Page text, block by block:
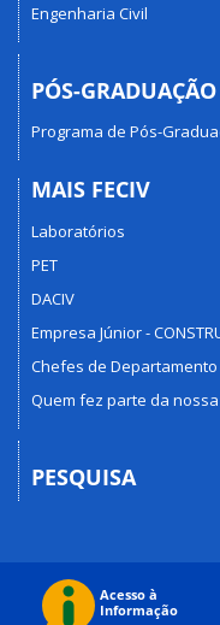
Engenharia Civil
PÓS-GRADUAÇÃO
Programa de Pós-
MAIS FECIV
Laboratórios
PET
DACIV
Empresa Júnior -
Chefes de
Quem fez parte da
PESQUISA